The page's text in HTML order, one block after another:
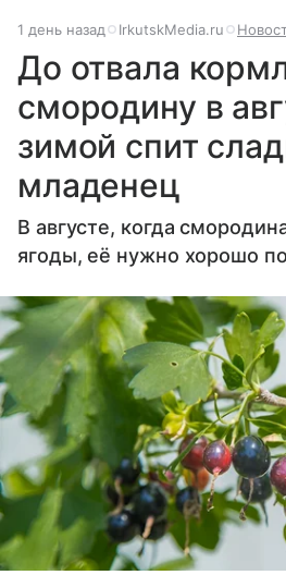
1 день назад IrkutskMedia.ru
До отвала
смородину в
зимой спит
младенец
В августе, когда
ягоды, её нужно хорошо